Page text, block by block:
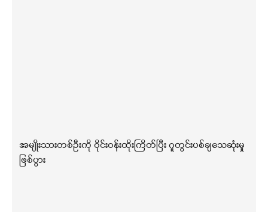
အမျိုးသားတစ်ဦးကို ဝိုင်းဝန်းထိုးကြိတ်ပြီး ဂူတွင်းပစ်ချသေဆုံးမှု
ဖြစ်ပွား